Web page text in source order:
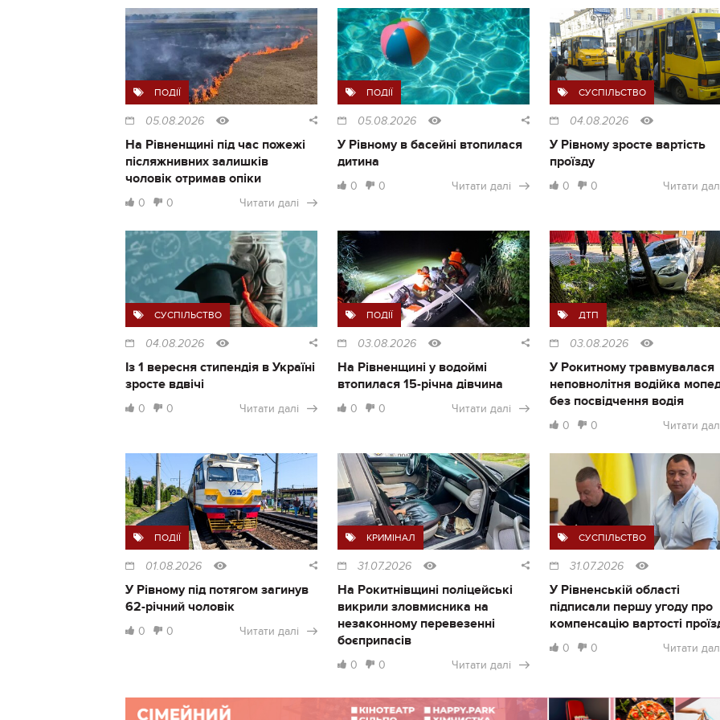
ПОДІЇ
05.08.2026
На Рівненщині під час пожежі
післяжнивних залишків
чоловік отримав опіки
0 0 Читати далі
ПОДІЇ
05.08.2026
У Рівному в басейні втопилася
дитина
0 0 Читати далі
СУСПІЛЬСТВО
04.08.2026
У Рівному зросте вартість
проїзду
0 0 Читати
СУСПІЛЬСТВО
04.08.2026
Із 1 вересня стипендія в Україні
зросте вдвічі
0 0 Читати далі
ПОДІЇ
03.08.2026
На Рівненщині у водоймі
втопилася 15-річна дівчина
0 0 Читати далі
ДТП
03.08.2026
У Рокитному травмувалася
неповнолітня водійка
без посвідчення водія
0 0 Читати
ПОДІЇ
01.08.2026
У Рівному під потягом загинув
62-річний чоловік
0 0 Читати далі
КРИМІНАЛ
31.07.2026
На Рокитнівщині поліцейські
викрили зловмисника на
незаконному перевезенні
боєприпасів
0 0 Читати далі
СУСПІЛЬСТВО
31.07.2026
У Рівненській області
підписали першу угоду про
компенсацію вартості
0 0 Читати